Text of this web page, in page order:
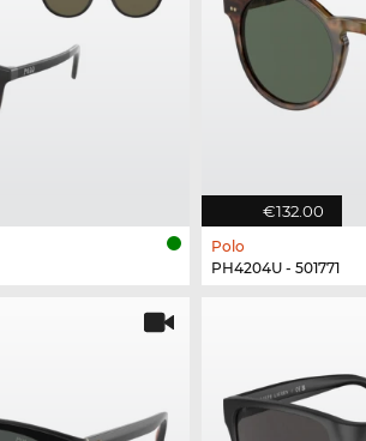
€132.00
Polo
PH4204U - 501771